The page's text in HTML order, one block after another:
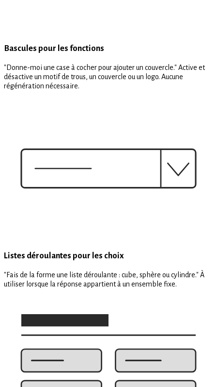
Bascules pour les fonctions
"Donne-moi une case à cocher pour ajouter un couvercle." Active et
désactive un motif de trous, un couvercle ou un logo. Aucune
régénération nécessaire.
Listes déroulantes pour les choix
"Fais de la forme une liste déroulante : cube, sphère ou cylindre." À
utiliser lorsque la réponse appartient à un ensemble fixe.